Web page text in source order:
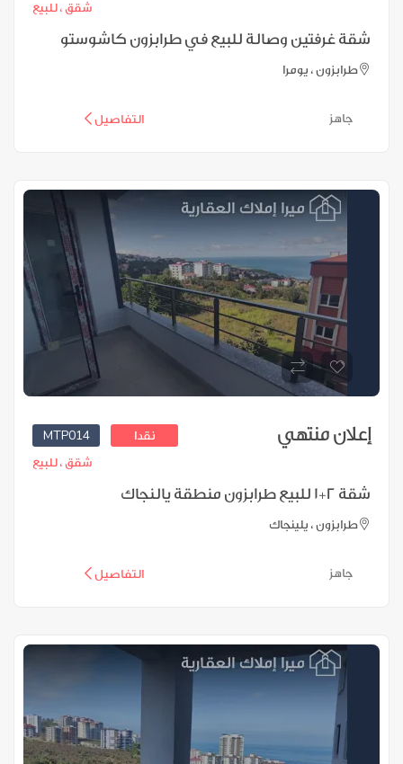
شقق ،للبيع
شقة غرفتين وصالة للبيع في طرابزون كاشوستو
طرابزون ، يومرا
التفاصيل
MTP014 نقدا إعلان منتهي
شقق ،للبيع
شقة 2+1 للبيع طرابزون منطقة يالنجاك
طرابزون ، يلينجاك
التفاصيل